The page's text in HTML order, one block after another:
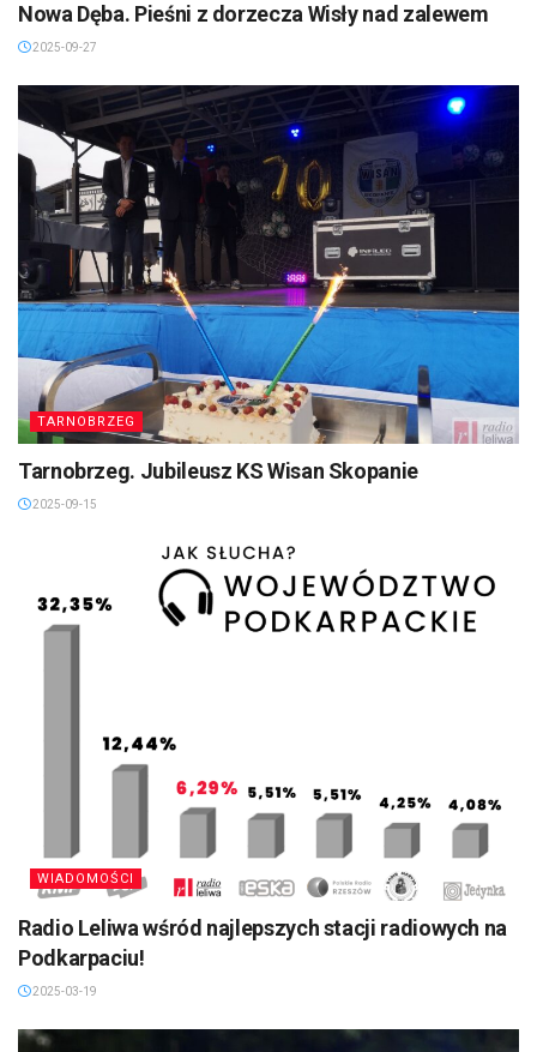
Nowa Dęba. Pieśni z dorzecza Wisły nad zalewem
2025-09-27
TARNOBRZEG
Tarnobrzeg. Jubileusz KS Wisan Skopanie
2025-09-15
WIADOMOŚCI
Radio Leliwa wśród najlepszych stacji radiowych na
Podkarpaciu!
2025-03-19